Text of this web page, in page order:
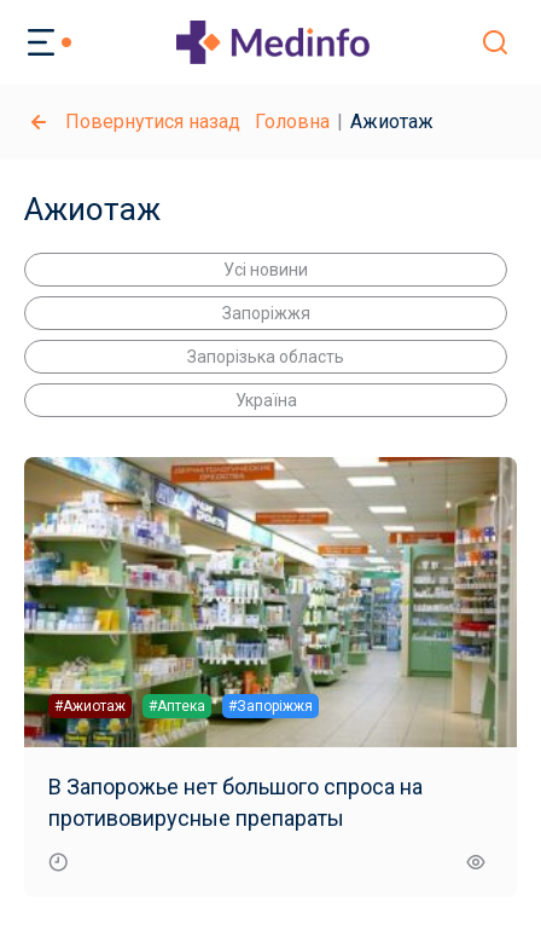
Повернутися назад Головна Ажиотаж
Ажиотаж
Усі новини
Запоріжжя
Запорізька область
Україна
#Ажиотаж #Аптека #Запоріжжя
В Запорожье нет большого спроса на
противовирусные препараты